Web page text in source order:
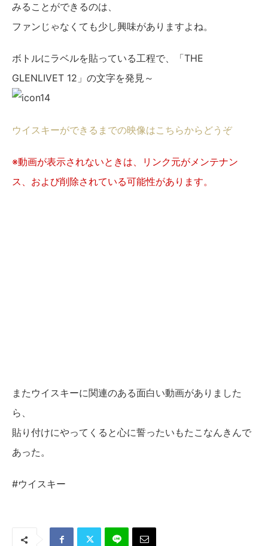
みることができるのは、
ファンじゃなくても少し興味がありますよね。
ボトルにラベルを貼っている工程で、「THE
GLENLIVET 12」の文字を発見～
ウイスキーができるまでの映像はこちらからどうぞ
※動画が表示されないときは、リンク元がメンテナン
ス、および削除されている可能性があります。
またウイスキーに関連のある面白い動画がありました
ら、
貼り付けにやってくると心に誓ったいもたこなんきんで
あった。
#ウイスキー